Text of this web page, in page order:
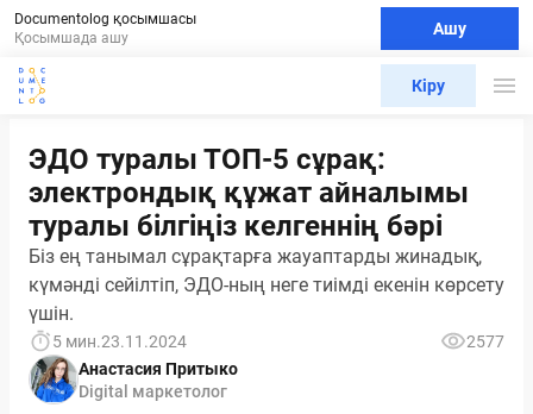
Documentolog қосымшасы
Қосымшада ашу
Ашу
Кіру
ЭДО туралы ТОП-5 сұрақ:
электрондық құжат айналымы
туралы білгіңіз келгеннің бәрі
Біз ең танымал сұрақтарға жауаптарды жинадық,
күмәнді сейілтіп, ЭДО-ның неге тиімді екенін көрсету
үшін.
5 мин.23.11.2024
2577
Анастасия Притыко
Digital маркетолог